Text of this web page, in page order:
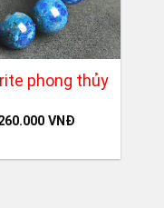
phong thủy
VNĐ